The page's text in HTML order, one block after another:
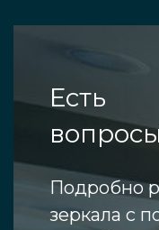
Есть
Подробно
зеркала с